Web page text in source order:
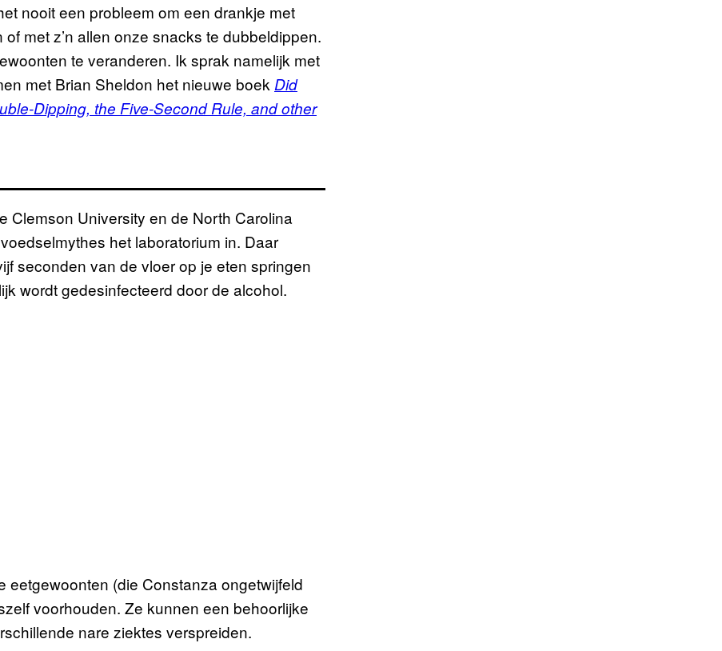
nooit een probleem om een drankje met
met z’n allen onze snacks te dubbeldippen.
te veranderen. Ik sprak namelijk met
met Brian Sheldon het nieuwe boek Did
Dipping, the Five-Second Rule, and other
Clemson University en de North Carolina
het laboratorium in. Daar
seconden van de vloer op je eten springen
wordt gedesinfecteerd door de alcohol.
eetgewoonten (die Constanza ongetwijfeld
voorhouden. Ze kunnen een behoorlijke
nare ziektes verspreiden.